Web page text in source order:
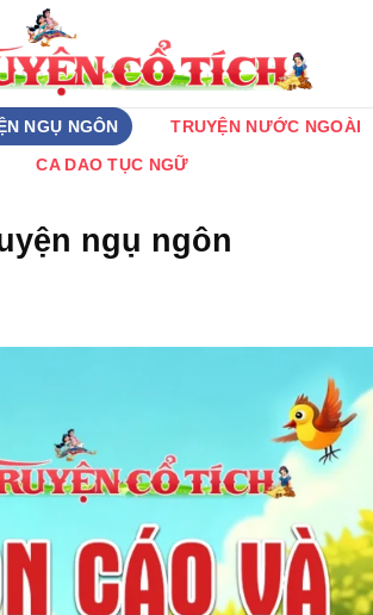
NGỤ NGÔN TRUYỆN NƯỚC NGOÀI
CA DAO TỤC NGỮ
ngụ ngôn